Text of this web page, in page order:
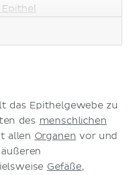
Epithel
das Epithelgewebe zu
des menschlichen
allen Organen vor und
Gefäße,